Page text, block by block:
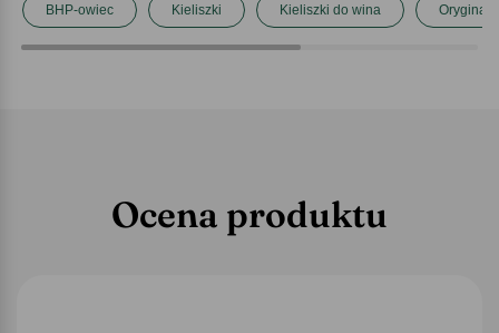
BHP-owiec Kieliszki Kieliszki do wina
Ocena produktu